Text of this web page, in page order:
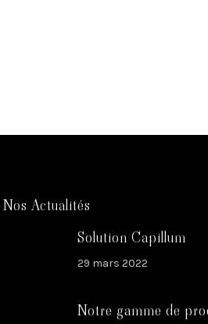
Nos Actualités
Solution Capillum
29 mars 2022
Notre gamme de